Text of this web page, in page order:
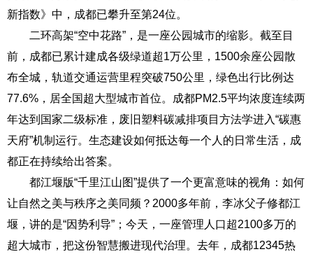
新指数》中，成都已攀升至第24位。
二环高架“空中花路”，是一座公园城市的缩影。截至目
前，成都已累计建成各级绿道超1万公里，1500余座公园散
布全城，轨道交通运营里程突破750公里，绿色出行比例达
77.6%，居全国超大型城市首位。成都PM2.5平均浓度连续两
年达到国家二级标准，废旧塑料碳减排项目方法学进入“碳惠
天府”机制运行。生态建设如何抵达每一个人的日常生活，成
都正在持续给出答案。
都江堰版“千里江山图”提供了一个更富意味的视角：如何
让自然之美与秩序之美同频？2000多年前，李冰父子修都江
堰，讲的是“因势利导”；今天，一座管理人口超2100多万的
超大城市，把这份智慧搬进现代治理。去年，成都12345热